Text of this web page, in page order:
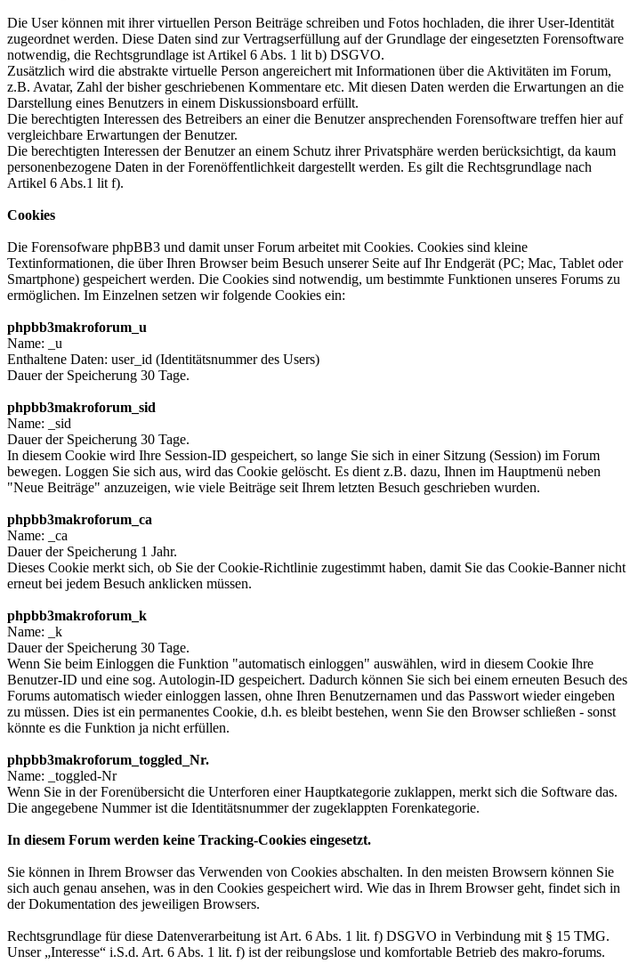
Die User können mit ihrer virtuellen Person Beiträge schreiben und Fotos hochladen, die ihrer User-Identität
zugeordnet werden. Diese Daten sind zur Vertragserfüllung auf der Grundlage der eingesetzten Forensoftware
notwendig, die Rechtsgrundlage ist Artikel 6 Abs. 1 lit b) DSGVO.
Zusätzlich wird die abstrakte virtuelle Person angereichert mit Informationen über die Aktivitäten im Forum,
z.B. Avatar, Zahl der bisher geschriebenen Kommentare etc. Mit diesen Daten werden die Erwartungen an die
Darstellung eines Benutzers in einem Diskussionsboard erfüllt.
Die berechtigten Interessen des Betreibers an einer die Benutzer ansprechenden Forensoftware treffen hier auf
vergleichbare Erwartungen der Benutzer.
Die berechtigten Interessen der Benutzer an einem Schutz ihrer Privatsphäre werden berücksichtigt, da kaum
personenbezogene Daten in der Forenöffentlichkeit dargestellt werden. Es gilt die Rechtsgrundlage nach
Artikel 6 Abs.1 lit f).
Cookies
Die Forensofware phpBB3 und damit unser Forum arbeitet mit Cookies. Cookies sind kleine
Textinformationen, die über Ihren Browser beim Besuch unserer Seite auf Ihr Endgerät (PC; Mac, Tablet oder
Smartphone) gespeichert werden. Die Cookies sind notwendig, um bestimmte Funktionen unseres Forums zu
ermöglichen. Im Einzelnen setzen wir folgende Cookies ein:
phpbb3makroforum_u
Name: _u
Enthaltene Daten: user_id (Identitätsnummer des Users)
Dauer der Speicherung 30 Tage.
phpbb3makroforum_sid
Name: _sid
Dauer der Speicherung 30 Tage.
In diesem Cookie wird Ihre Session-ID gespeichert, so lange Sie sich in einer Sitzung (Session) im Forum
bewegen. Loggen Sie sich aus, wird das Cookie gelöscht. Es dient z.B. dazu, Ihnen im Hauptmenü neben
"Neue Beiträge" anzuzeigen, wie viele Beiträge seit Ihrem letzten Besuch geschrieben wurden.
phpbb3makroforum_ca
Name: _ca
Dauer der Speicherung 1 Jahr.
Dieses Cookie merkt sich, ob Sie der Cookie-Richtlinie zugestimmt haben, damit Sie das Cookie-Banner nicht
erneut bei jedem Besuch anklicken müssen.
phpbb3makroforum_k
Name: _k
Dauer der Speicherung 30 Tage.
Wenn Sie beim Einloggen die Funktion "automatisch einloggen" auswählen, wird in diesem Cookie Ihre
Benutzer-ID und eine sog. Autologin-ID gespeichert. Dadurch können Sie sich bei einem erneuten Besuch des
Forums automatisch wieder einloggen lassen, ohne Ihren Benutzernamen und das Passwort wieder eingeben
zu müssen. Dies ist ein permanentes Cookie, d.h. es bleibt bestehen, wenn Sie den Browser schließen - sonst
könnte es die Funktion ja nicht erfüllen.
phpbb3makroforum_toggled_Nr.
Name: _toggled-Nr
Wenn Sie in der Forenübersicht die Unterforen einer Hauptkategorie zuklappen, merkt sich die Software das.
Die angegebene Nummer ist die Identitätsnummer der zugeklappten Forenkategorie.
In diesem Forum werden keine Tracking-Cookies eingesetzt.
Sie können in Ihrem Browser das Verwenden von Cookies abschalten. In den meisten Browsern können Sie
sich auch genau ansehen, was in den Cookies gespeichert wird. Wie das in Ihrem Browser geht, findet sich in
der Dokumentation des jeweiligen Browsers.
Rechtsgrundlage für diese Datenverarbeitung ist Art. 6 Abs. 1 lit. f) DSGVO in Verbindung mit § 15 TMG.
Unser „Interesse“ i.S.d. Art. 6 Abs. 1 lit. f) ist der reibungslose und komfortable Betrieb des makro-forums.